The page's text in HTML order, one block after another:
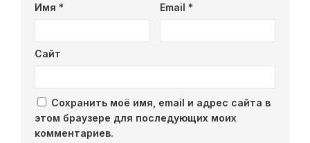
Имя * Email *
Сайт
Сохранить моё имя, email и адрес сайта в
этом браузере для последующих моих
комментариев.